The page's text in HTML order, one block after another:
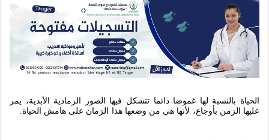
الحياة بالنسبة لها غموضا دائما تتشكل فيها الصور الرمادية الأبدية، يمر
عليها الزمن بأوجاع، لأنها هي من وضعها هذا الزمان على هامش الحياة